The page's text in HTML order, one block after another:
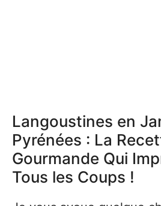
Langoustines en
Pyrénées : La
Gourmande Qui
Tous les Coups !